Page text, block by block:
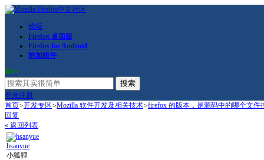
论坛
Firefox 桌面版
Firefox for Android
附加组件
RSS
搜索
登录注册
首页>开发专区>Mozilla 软件开发及相关技术>firefox 的版本，是源码中的哪个文件
回复
« 返回列表
hsanyue
小狐狸